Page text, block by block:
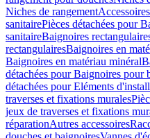
Niches de rangementAccessoires
sanitairePièces détachées pour
sanitaireBaignoires
rectangulairesBaignoires en
Baignoires en matériau minéral
détachées pour Baignoires pour
détachées pour Eléments
traverses et fixations murales
jeux de traverses et fixations
réparationAutres accessoires